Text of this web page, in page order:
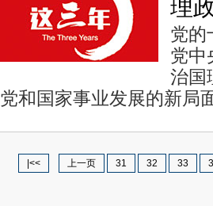
理
党的
党中
治国
党和国家事业发展的新局
|<< 上一页 31 32 33